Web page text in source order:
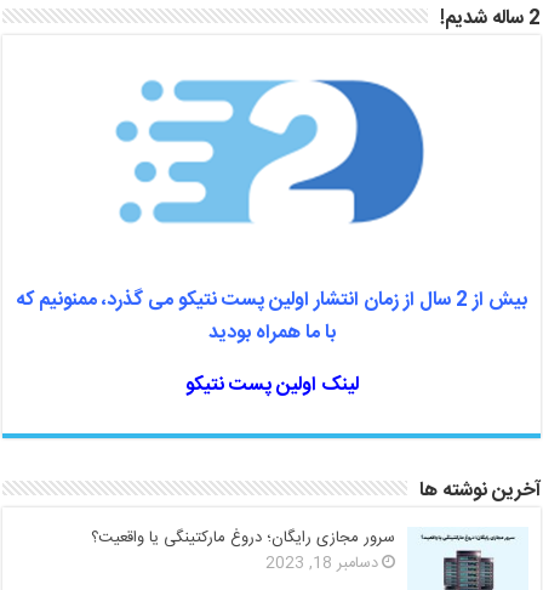
2 ساله شدیم!
بیش از 2 سال از زمان انتشار اولین پست نتیکو می گذرد، ممنونیم که
با ما همراه بودید
لینک اولین پست نتیکو
آخرین نوشته ها
سرور مجازی رایگان؛ دروغ مارکتینگی یا واقعیت؟
دسامبر 18, 2023